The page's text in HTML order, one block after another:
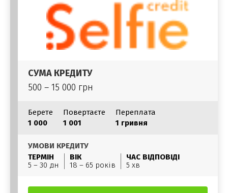
СУМА КРЕДИТУ
500 – 15 000 грн
Берете
1 000
Повертаєте
1 001
Переплата
1 гривня
УМОВИ КРЕДИТУ
ТЕРМІН
5 – 30 дн
ВІК
18 – 65 років
ЧАС ВІДПОВІДІ
5 хв